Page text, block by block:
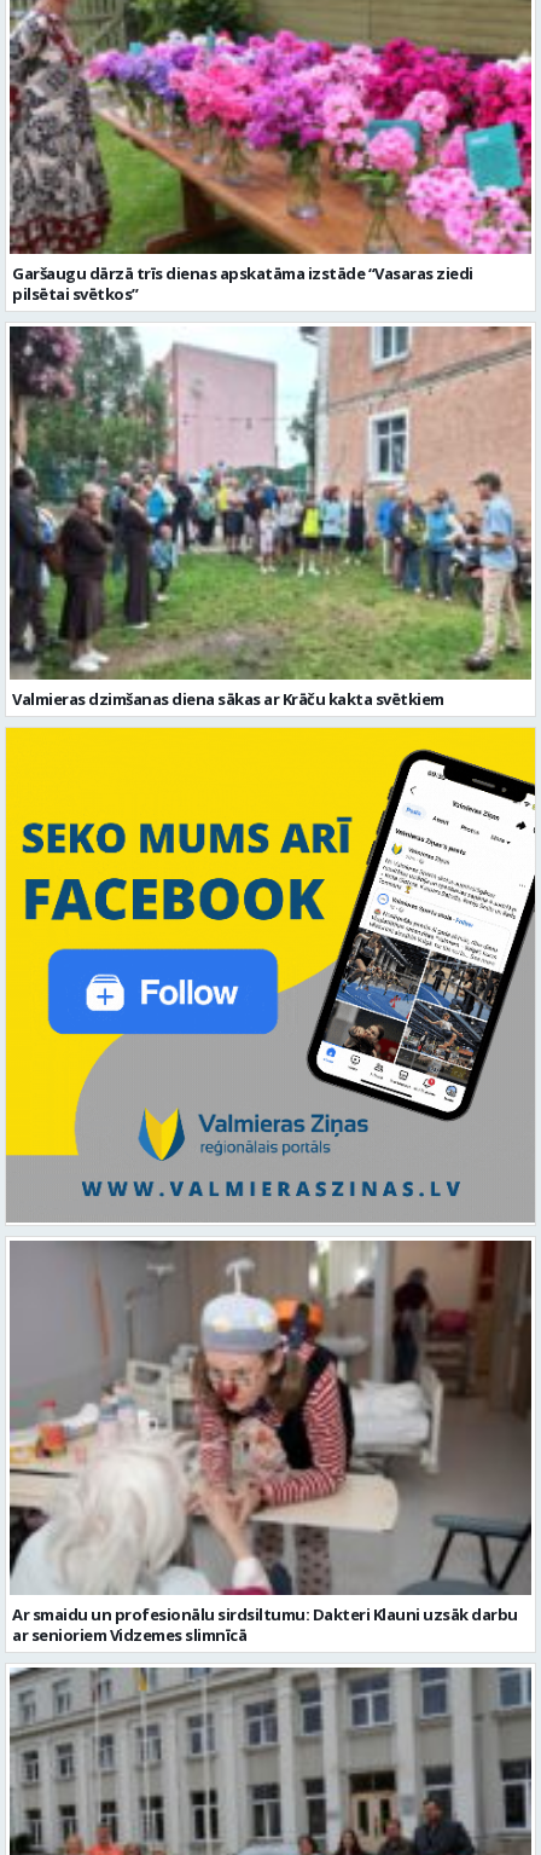
Garšaugu dārzā trīs dienas apskatāma izstāde “Vasaras ziedi
pilsētai svētkos”
Valmieras dzimšanas diena sākas ar Krāču kakta svētkiem
Ar smaidu un profesionālu sirdsiltumu: Dakteri Klauni uzsāk darbu
ar senioriem Vidzemes slimnīcā